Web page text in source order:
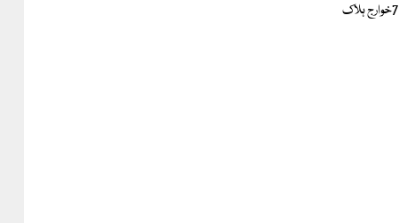
7خوارج ہلاک